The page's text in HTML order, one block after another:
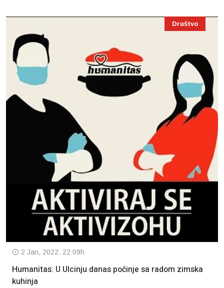
Društvo
2 Jan, 2022. 22:09h
Humanitas: U Ulcinju danas počinje sa radom zimska
kuhinja